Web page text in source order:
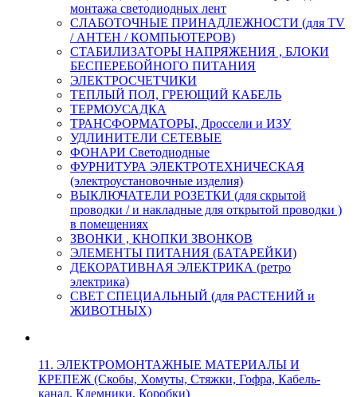
монтажа светодиодных лент
СЛАБОТОЧНЫЕ ПРИНАДЛЕЖНОСТИ (для TV
/ АНТЕН / КОМПЬЮТЕРОВ)
СТАБИЛИЗАТОРЫ НАПРЯЖЕНИЯ , БЛОКИ
БЕСПЕРЕБОЙНОГО ПИТАНИЯ
ЭЛЕКТРОСЧЕТЧИКИ
ТЕПЛЫЙ ПОЛ, ГРЕЮЩИЙ КАБЕЛЬ
ТЕРМОУСАДКА
ТРАНСФОРМАТОРЫ, Дроссели и ИЗУ
УДЛИНИТЕЛИ СЕТЕВЫЕ
ФОНАРИ Светодиодные
ФУРНИТУРА ЭЛЕКТРОТЕХНИЧЕСКАЯ
(электроустановочные изделия)
ВЫКЛЮЧАТЕЛИ РОЗЕТКИ (для скрытой
проводки / и накладные для открытой проводки )
в помещениях
ЗВОНКИ , КНОПКИ ЗВОНКОВ
ЭЛЕМЕНТЫ ПИТАНИЯ (БАТАРЕЙКИ)
ДЕКОРАТИВНАЯ ЭЛЕКТРИКА (ретро
электрика)
СВЕТ СПЕЦИАЛЬНЫЙ (для РАСТЕНИЙ и
ЖИВОТНЫХ)
11. ЭЛЕКТРОМОНТАЖНЫЕ МАТЕРИАЛЫ И
КРЕПЕЖ (Скобы, Хомуты, Стяжки, Гофра, Кабель-
канал, Клемники, Коробки)